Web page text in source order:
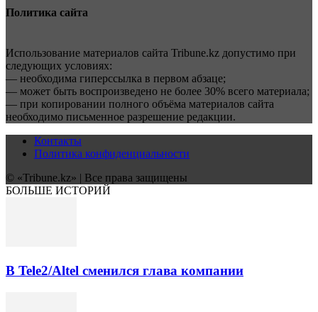
Политика сайта
Использование материалов сайта Tribune.kz допустимо при
следующих условиях:
— необходима гиперссылка в первом абзаце;
— может быть воспроизведено не более 30% всего материала;
— при копировании полного объёма материалов сайта
необходимо письменное разрешение редакции.
Контакты
Политика конфиденциальности
© «Tribune.kz» | Все права защищены
БОЛЬШЕ ИСТОРИЙ
В Tele2/Altel сменился глава компании